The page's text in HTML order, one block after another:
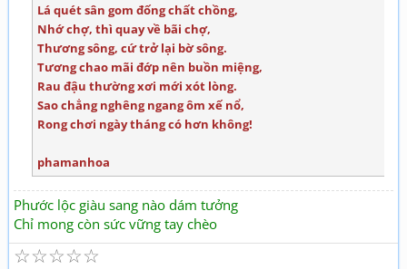
Lá quét sân gom đống chất chồng,
Nhớ chợ, thì quay về bãi chợ,
Thương sông, cứ trở lại bờ sông.
Tương chao mãi đớp nên buồn miệng,
Rau đậu thường xơi mới xót lòng.
Sao chẳng nghêng ngang ôm xế nổ,
Rong chơi ngày tháng có hơn không!
phamanhoa
Phước lộc giàu sang nào dám tưởng
Chỉ mong còn sức vững tay chèo
☆
☆
☆
☆
☆